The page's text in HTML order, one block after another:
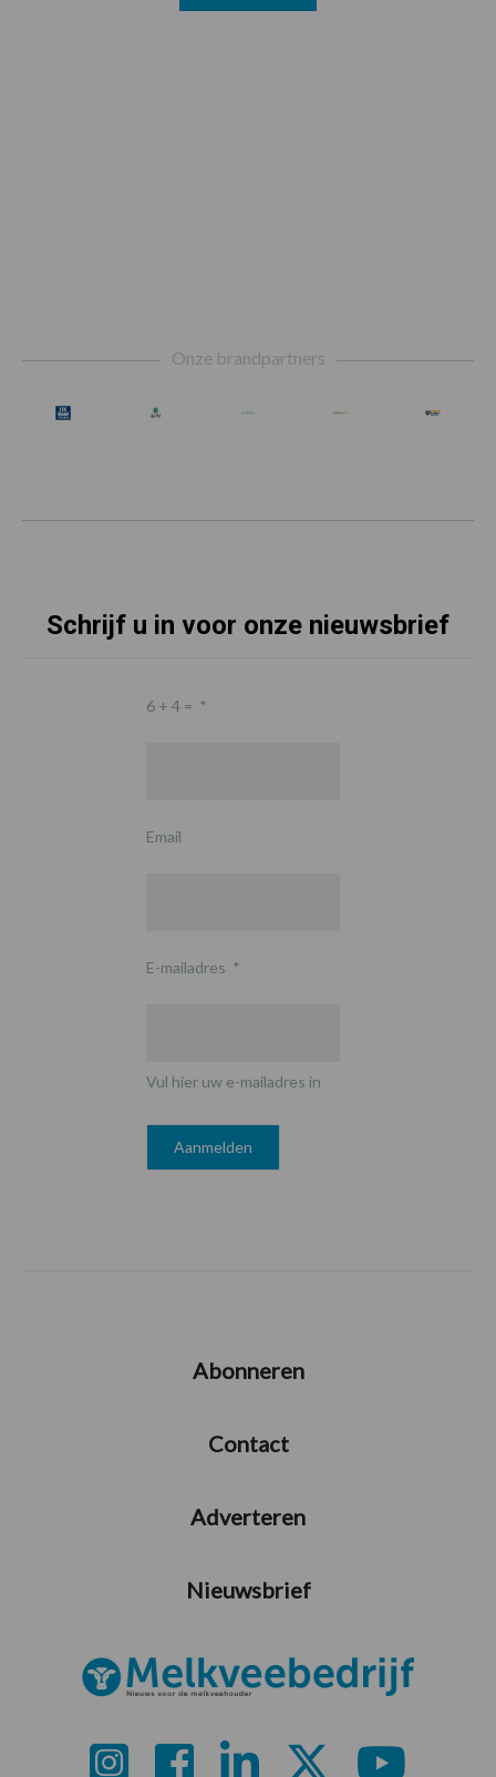
Onze brandpartners
Schrijf u in voor onze nieuwsbrief
6 + 4 = *
Email
E-mailadres *
Vul hier uw e-mailadres in
Abonneren
Contact
Adverteren
Nieuwsbrief